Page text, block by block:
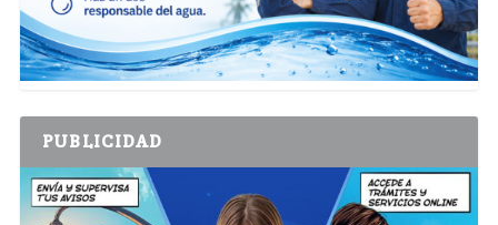
PUBLICIDAD